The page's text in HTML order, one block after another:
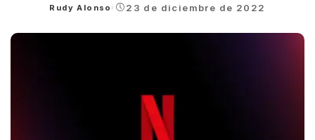
Posted
Rudy Alonso 23 de diciembre de 2022